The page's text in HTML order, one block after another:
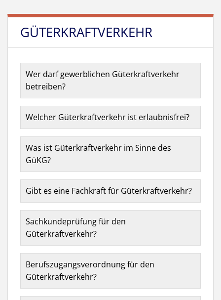
GÜTERKRAFTVERKEHR
Wer darf gewerblichen Güterkraftverkehr
betreiben?
Welcher Güterkraftverkehr ist erlaubnisfrei?
Was ist Güterkraftverkehr im Sinne des
GüKG?
Gibt es eine Fachkraft für Güterkraftverkehr?
Sachkundeprüfung für den
Güterkraftverkehr?
Berufszugangsverordnung für den
Güterkraftverkehr?